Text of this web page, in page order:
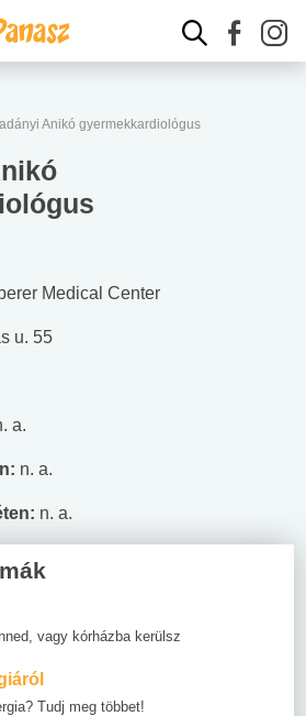
Anikó gyermekkardiológus
Medical Center
u. 55
a.
n. a.
n. a.
vagy kórházba kerülsz
Tudj meg többet!